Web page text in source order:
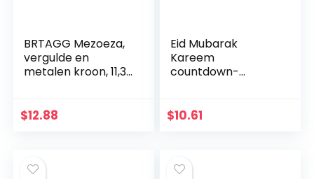
BRTAGG Mezoeza,
vergulde en
metalen kroon, 11,3
$12.88
Eid Mubarak
Kareem
countdown-
kalender met 30
decoratie
$10.61